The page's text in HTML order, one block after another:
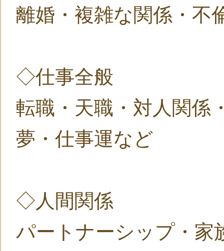
離婚・複雑な関係・不
◇仕事全般
転職・天職・対人関係
夢・仕事運など
◇人間関係
パートナーシップ・家